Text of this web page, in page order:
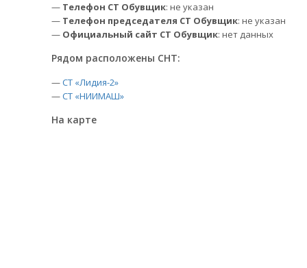
— Телефон СТ Обувщик: не указан
— Телефон председателя СТ Обувщик: не указан
— Официальный сайт СТ Обувщик: нет данных
Рядом расположены СНТ:
—СТ «Лидия-2»
—СТ «НИИМАШ»
На карте